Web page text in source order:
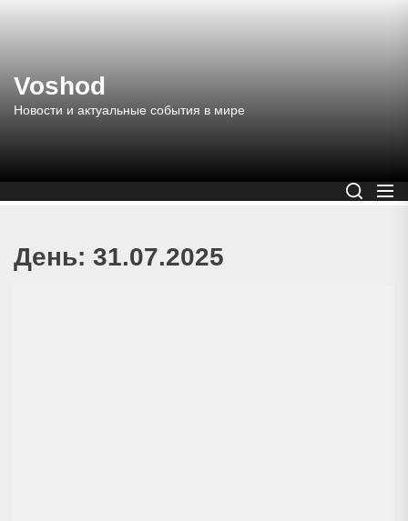
Voshod
Новости и актуальные события в мире
День: 31.07.2025